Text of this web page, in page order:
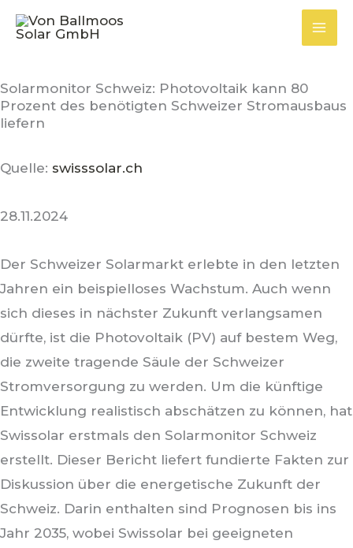
Zum
Inhalt
Solarmonitor Schweiz: Photovoltaik kann 80
Prozent des benötigten Schweizer Stromausbaus
liefern
Quelle: swisssolar.ch
28.11.2024
Der Schweizer Solarmarkt erlebte in den letzten
Jahren ein beispielloses Wachstum. Auch wenn
sich dieses in nächster Zukunft verlangsamen
dürfte, ist die Photovoltaik (PV) auf bestem Weg,
die zweite tragende Säule der Schweizer
Stromversorgung zu werden. Um die künftige
Entwicklung realistisch abschätzen zu können, hat
Swissolar erstmals den Solarmonitor Schweiz
erstellt. Dieser Bericht liefert fundierte Fakten zur
Diskussion über die energetische Zukunft der
Schweiz. Darin enthalten sind Prognosen bis ins
Jahr 2035, wobei Swissolar bei geeigneten